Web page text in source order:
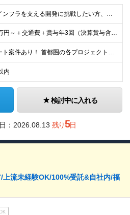
【社会インフラを支える開発に挑戦したい方、大歓迎！】 ●詳細設計の実務経験またはプログラミングの実務経験が1年以上 ●開発言語（Java、Python、C、C++、.NET系など）いずれかの実務経験
月給30万円～＋交通費＋賞与年3回（決算賞与含む） ※経験・スキル・前職給与を最大限考慮し、面談のうえ決定します。 ※残業代は別途全額支給いたします。 ※試用期間3ヶ月あり（期間中の給与・待遇に差異は
◆リモート案件あり！ 首都圏の各プロジェクト先での勤務となります。 【本社】東京都台東区台東1-38-9 イトーピア清洲橋通ビル8F ＼希望者は大阪支社勤務も可能です／ ※(変更の範囲)上記を除く当
内
検討中に入れる
： 2026.08.13 残り5日
上流未経験OK/100%受託&自社内/福